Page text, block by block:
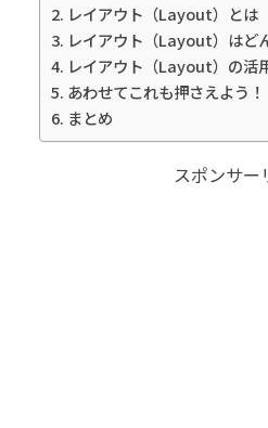
レイアウト（Layout）とは
レイアウト（Layout）はど
レイアウト（Layout）の活
あわせてこれも押さえよう！
まとめ
スポンサー